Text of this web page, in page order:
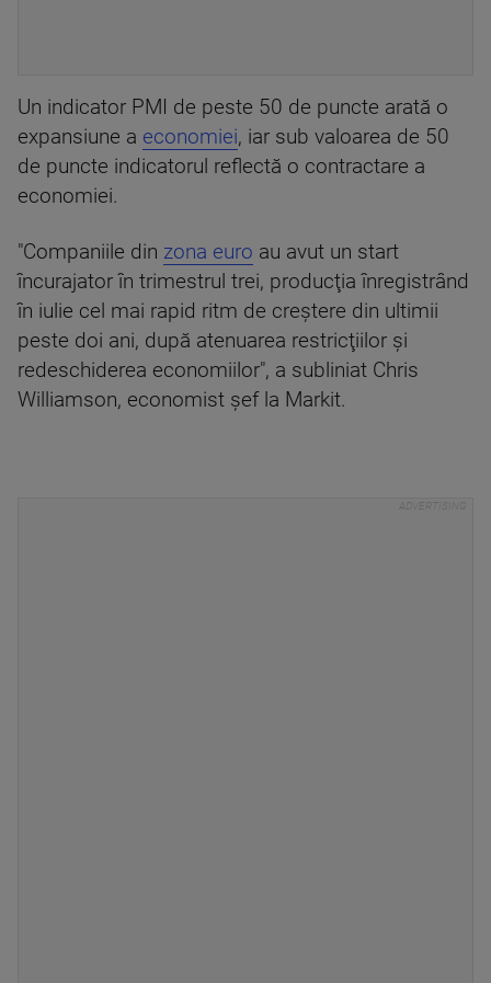
Un indicator PMI de peste 50 de puncte arată o
expansiune a economiei, iar sub valoarea de 50
de puncte indicatorul reflectă o contractare a
economiei.
"Companiile din zona euro au avut un start
încurajator în trimestrul trei, producţia înregistrând
în iulie cel mai rapid ritm de creştere din ultimii
peste doi ani, după atenuarea restricţiilor şi
redeschiderea economiilor", a subliniat Chris
Williamson, economist şef la Markit.